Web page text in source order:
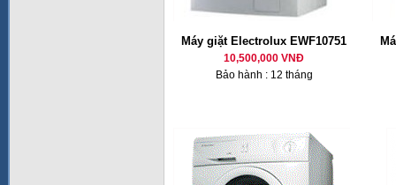
Máy giặt Electrolux EWF10751
10,500,000 VNĐ
Bảo hành : 12 tháng